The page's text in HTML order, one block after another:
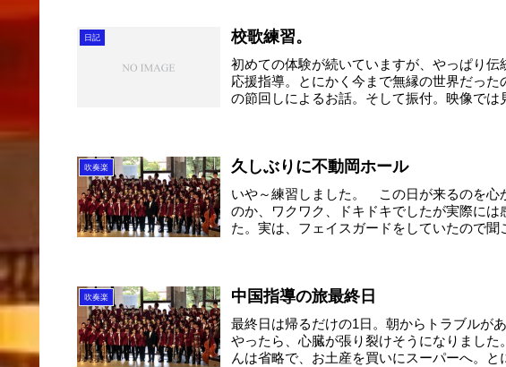
日記 校歌練習。
初めての体験が続いていますが、やっぱり
応援指導。とにかく今まで無縁の世界だっ
の節回しによるお話。そして振付。映像で
吹奏楽 久しぶりに不動岡ホール
いや～練習しました。 この日が来るのを心
のか、ワクワク、ドキドキでしたが実際に
た。実は、フェイスガードをしていたので
吹奏楽 中国指導の旅最終日
最終日は帰るだけの1日。朝からトラブルが
やったら、心臓が張り裂けそうになりまし
んは省略で、お土産を買いにスーパーへ。